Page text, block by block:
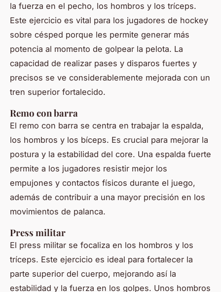
la fuerza en el pecho, los hombros y los tríceps.
Este ejercicio es vital para los jugadores de hockey
sobre césped porque les permite generar más
potencia al momento de golpear la pelota. La
capacidad de realizar pases y disparos fuertes y
precisos se ve considerablemente mejorada con un
tren superior fortalecido.
Remo con barra
El remo con barra se centra en trabajar la espalda,
los hombros y los bíceps. Es crucial para mejorar la
postura y la estabilidad del core. Una espalda fuerte
permite a los jugadores resistir mejor los
empujones y contactos físicos durante el juego,
además de contribuir a una mayor precisión en los
movimientos de palanca.
Press militar
El press militar se focaliza en los hombros y los
tríceps. Este ejercicio es ideal para fortalecer la
parte superior del cuerpo, mejorando así la
estabilidad y la fuerza en los golpes. Unos hombros